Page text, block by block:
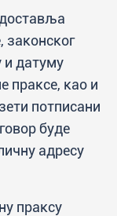
законског
и датуму
праксе, као и
потписани
буде
адресу
праксу